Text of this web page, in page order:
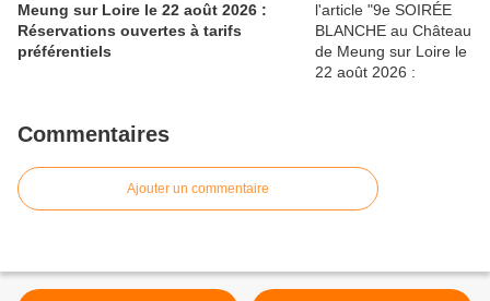
Meung sur Loire le 22 août 2026 :
Réservations ouvertes à tarifs
préférentiels
Commentaires
Ajouter un commentaire